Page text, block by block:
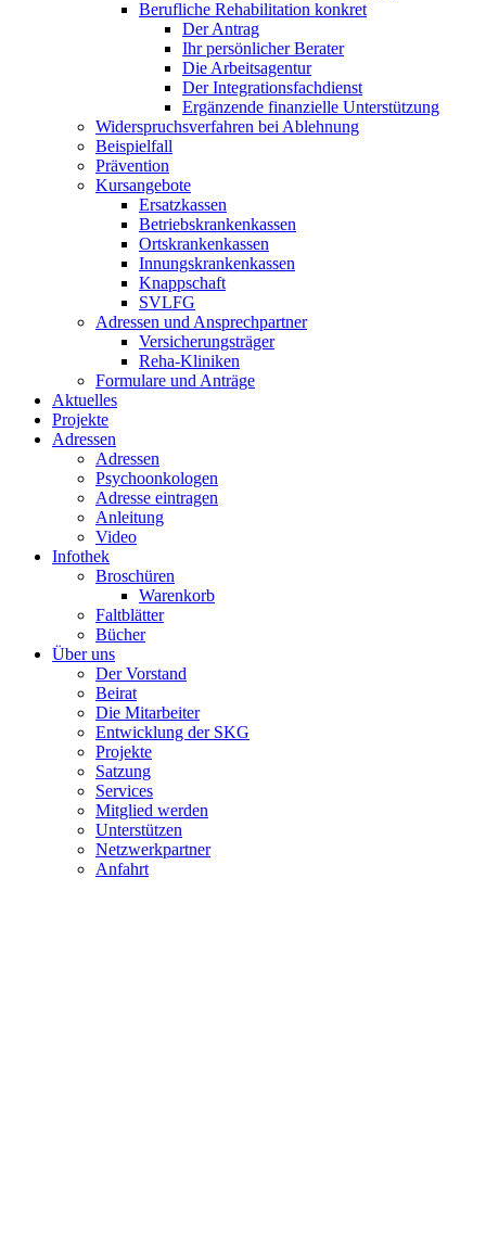
Berufliche Rehabilitation konkret
Der Antrag
Ihr persönlicher Berater
Die Arbeitsagentur
Der Integrationsfachdienst
Ergänzende finanzielle Unterstützung
Widerspruchsverfahren bei Ablehnung
Beispielfall
Prävention
Kursangebote
Ersatzkassen
Betriebskrankenkassen
Ortskrankenkassen
Innungskrankenkassen
Knappschaft
SVLFG
Adressen und Ansprechpartner
Versicherungsträger
Reha-Kliniken
Formulare und Anträge
Aktuelles
Projekte
Adressen
Adressen
Psychoonkologen
Adresse eintragen
Anleitung
Video
Infothek
Broschüren
Warenkorb
Faltblätter
Bücher
Über uns
Der Vorstand
Beirat
Die Mitarbeiter
Entwicklung der SKG
Projekte
Satzung
Services
Mitglied werden
Unterstützen
Netzwerkpartner
Anfahrt